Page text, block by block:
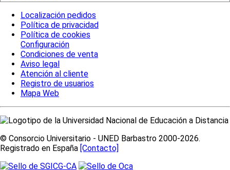
Localización pedidos
Política de privacidad
Política de cookies
Configuración
Condiciones de venta
Aviso legal
Atención al cliente
Registro de usuarios
Mapa Web
© Consorcio Universitario - UNED Barbastro 2000-2026.
Registrado en España [Contacto]